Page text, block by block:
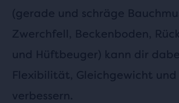
(gerade und schräge
Zwerchfell, Beckenboden,
und Hüftbeuger) kann dir
Flexibilität, Gleichgewicht und
verbessern.